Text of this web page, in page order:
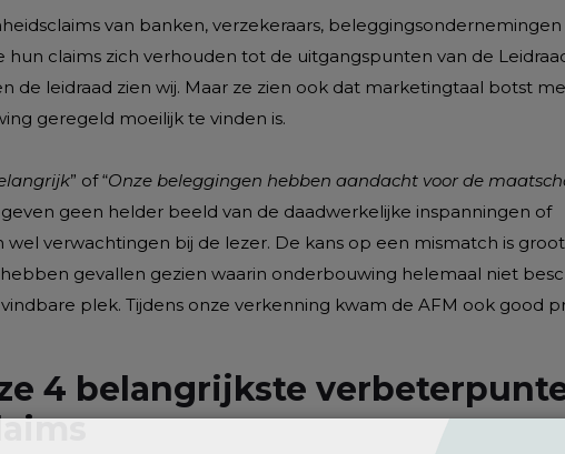
van banken, verzekeraars, beleggingsondernemingen
claims zich verhouden tot de uitgangspunten van de
de leidraad zien wij. Maar ze zien ook dat marketingtaal botst
geregeld moeilijk te vinden is.
” of “Onze beleggingen hebben aandacht voor de
geen helder beeld van de daadwerkelijke inspanningen of
verwachtingen bij de lezer. De kans op een mismatch is
gevallen gezien waarin onderbouwing helemaal niet
plek. Tijdens onze verkenning kwam de AFM ook good
4 belangrijkste